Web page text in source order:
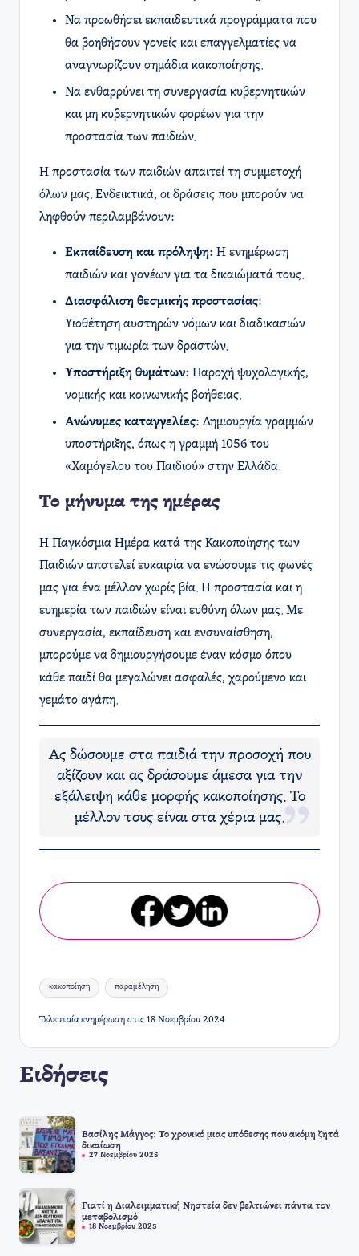
Να προωθήσει εκπαιδευτικά προγράμματα που
θα βοηθήσουν γονείς και επαγγελματίες να
αναγνωρίζουν σημάδια κακοποίησης.
Να ενθαρρύνει τη συνεργασία κυβερνητικών
και μη κυβερνητικών φορέων για την
προστασία των παιδιών.
Η προστασία των παιδιών απαιτεί τη συμμετοχή
όλων μας. Ενδεικτικά, οι δράσεις που μπορούν να
ληφθούν περιλαμβάνουν:
Εκπαίδευση και πρόληψη: Η ενημέρωση
παιδιών και γονέων για τα δικαιώματά τους.
Διασφάλιση θεσμικής προστασίας:
Υιοθέτηση αυστηρών νόμων και διαδικασιών
για την τιμωρία των δραστών.
Υποστήριξη θυμάτων: Παροχή ψυχολογικής,
νομικής και κοινωνικής βοήθειας.
Ανώνυμες καταγγελίες: Δημιουργία γραμμών
υποστήριξης, όπως η γραμμή 1056 του
«Χαμόγελου του Παιδιού» στην Ελλάδα.
Το μήνυμα της ημέρας
Η Παγκόσμια Ημέρα κατά της Κακοποίησης των
Παιδιών αποτελεί ευκαιρία να ενώσουμε τις φωνές
μας για ένα μέλλον χωρίς βία. Η προστασία και η
ευημερία των παιδιών είναι ευθύνη όλων μας. Με
συνεργασία, εκπαίδευση και ενσυναίσθηση,
μπορούμε να δημιουργήσουμε έναν κόσμο όπου
κάθε παιδί θα μεγαλώνει ασφαλές, χαρούμενο και
γεμάτο αγάπη.
Ας δώσουμε στα παιδιά την προσοχή που
αξίζουν και ας δράσουμε άμεσα για την
εξάλειψη κάθε μορφής κακοποίησης. Το
μέλλον τους είναι στα χέρια μας.
Ετικέτες:
κακοποίηση παραμέληση
Τελευταία ενημέρωση στις 18 Νοεμβρίου 2024
Ειδήσεις
Βασίλης Μάγγος: Το χρονικό μιας υπόθεσης που ακόμη ζητά
δικαίωση
27 Νοεμβρίου 2025
Γιατί η Διαλειμματική Νηστεία δεν βελτιώνει πάντα τον
μεταβολισμό
18 Νοεμβρίου 2025